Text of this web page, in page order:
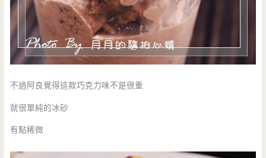
不過阿良覺得這款巧克力味不是很重
就很單純的冰砂
有點稀微